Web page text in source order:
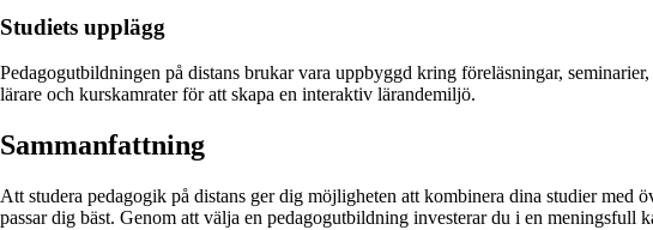
Studiets upplägg
Pedagogutbildningen på distans brukar vara uppbyggd kring föreläsningar,
lärare och kurskamrater för att skapa en interaktiv lärandemiljö.
Sammanfattning
Att studera pedagogik på distans ger dig möjligheten att kombinera dina studier med
passar dig bäst. Genom att välja en pedagogutbildning investerar du i en